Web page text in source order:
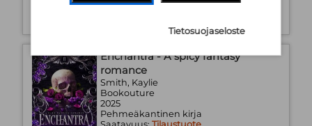
11,70 €
Enchantra - A spicy fantasy
romance
Smith, Kaylie
Bookouture
2025
Pehmeäkantinen kirja
Tietosuojaseloste